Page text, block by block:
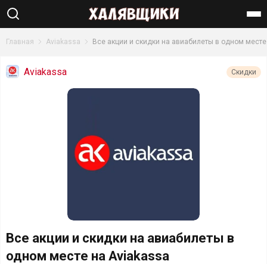
Найти
Главная Aviakassa Все акции и скидки на авиабилеты в одном месте
Aviakassa Скидки
Все акции и скидки на авиабилеты в
одном месте на Aviakassa